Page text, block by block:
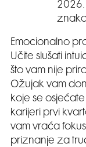
2026.
Emocionalno
Učite slušati
što vam nije
Ožujak vam
koje se
karijeri prvi
vam vraća
priznanje za